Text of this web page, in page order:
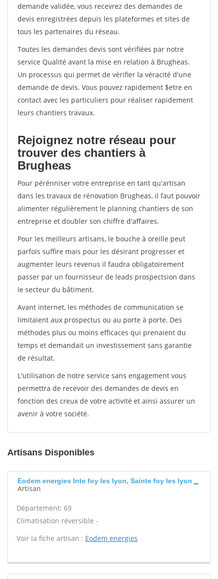
demande validée, vous recevrez des demandes de
devis enregistrées depuis les plateformes et sites de
tous les partenaires du réseau.
Toutes les demandes devis sont vérifiées par notre
service Qualité avant la mise en relation à Brugheas.
Un processus qui permet de vérifier la véracité d'une
demande de devis. Vous pouvez rapidement $etre en
contact avec les particuliers pour réaliser rapidement
leurs chantiers travaux.
Rejoignez notre réseau pour
trouver des chantiers à
Brugheas
Pour pérénniser votre entreprise en tant qu'artisan
dans les travaux de rénovation Brugheas, il faut pouvoir
alimenter régulièrement le planning chantiers de son
entreprise et doubler son chiffre d'affaires.
Pour les meilleurs artisans, le bouche à oreille peut
parfois suffire mais pour les désirant progresser et
augmenter leurs revenus il faudra obligatoirement
passer par un fournisseur de leads prospectsion dans
le secteur du bâtiment.
Avant internet, les méthodes de communication se
limitaient aux prospectus ou au porte à porte. Des
méthodes plus ou moins efficaces qui prenaient du
temps et demandait un investissement sans garantie
de résultat.
L'utilisation de notre service sans engagement vous
permettra de recevoir des demandes de devis en
fonction des creux de votre activité et ainsi assurer un
avenir à votre société.
Artisans Disponibles
Eodem energies Inte foy les lyon, Sainte foy les lyon
Artisan
Département: 69
Climatisation réversible -
Voir la fiche artisan : Eodem energies